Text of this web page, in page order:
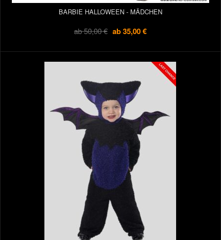
BARBIE HALLOWEEN - MÄDCHEN
ab50,00 € ab35,00 €